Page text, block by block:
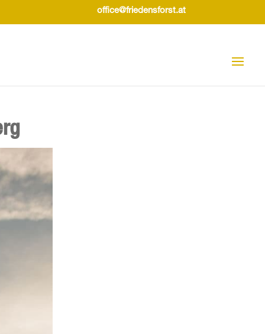
office@friedensforst.at